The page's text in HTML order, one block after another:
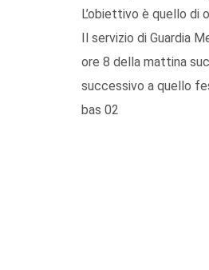
L’obiettivo è quello di
Il servizio di Guardia
ore 8 della mattina
successivo a quello
bas 02